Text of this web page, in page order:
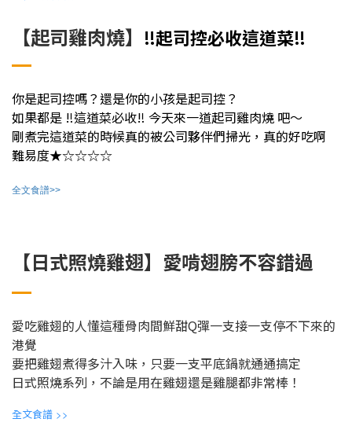
【起司雞肉燒】 ‼️起司控必收這道菜‼️
你是起司控嗎？還是你的小孩是起司控？
如果都是 ‼️這道菜必收‼️ 今天來一道起司雞肉燒 吧～
剛煮完這道菜的時候真的被公司夥伴們掃光，真的好吃啊
難易度★☆☆☆☆
全文食譜>>
【日式照燒雞翅】愛啃翅膀不容錯過
愛吃雞翅的人懂這種骨肉間鮮甜Q彈一支接一支停不下來的
港覺
要把雞翅煮得多汁入味，只要一支平底鍋就通通搞定
日式照燒系列，不論是用在雞翅還是雞腿都非常棒！
全文食譜 >>